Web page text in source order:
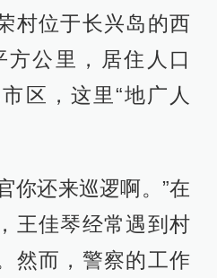
村位于长兴岛的西
公里，居住人口
区，这里“地广人
你还来巡逻啊。”在
王佳琴经常遇到村
然而，警察的工作